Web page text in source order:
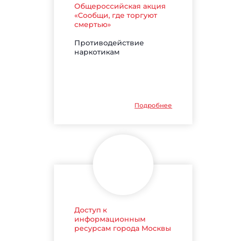
Общероссийская акция
«Сообщи, где торгуют
смертью»
Противодействие
наркотикам
Подробнее
Доступ к
информационным
ресурсам города Москвы